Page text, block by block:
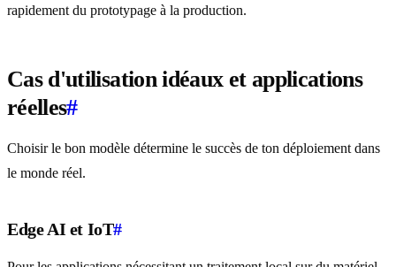
rapidement du prototypage à la production.
Cas d'utilisation idéaux et applications
réelles#
Choisir le bon modèle détermine le succès de ton déploiement dans
le monde réel.
Edge AI et IoT#